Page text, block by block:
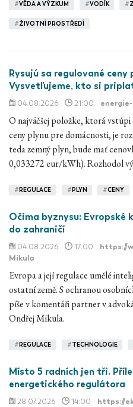
#VĚDA A VÝZKUM #VODÍK #
#ŽIVOTNÍ PROSTŘEDÍ
Rysujú sa regulované ceny
Vysvetľujeme, kto si
04.08.2026 21:00
O najväčšej položke, ktorá
ceny plynu pre domácnosti, je
teda zemný plyn, bude mať
0,033272 eur/kWh). Rozhodol
# REGULACE # PLYN #CENY
Očima byznysu: Evropské
do zahraničí
04.08.2026 17:00 https://
Mikula
Evropa a její regulace umělé
ostatní země. S ochranou
píše v komentáři partner v
Ondřej Mikula.
# REGULACE #TECHNOLOGIE
Místo 5 radních jen tři.
energetického regulátora
28.07.2026 14:00 https://